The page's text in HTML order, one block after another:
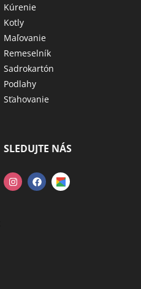
Kúrenie
Kotly
Maľovanie
Remeselník
Sadrokartón
Podlahy
Sťahovanie
SLEDUJTE NÁS